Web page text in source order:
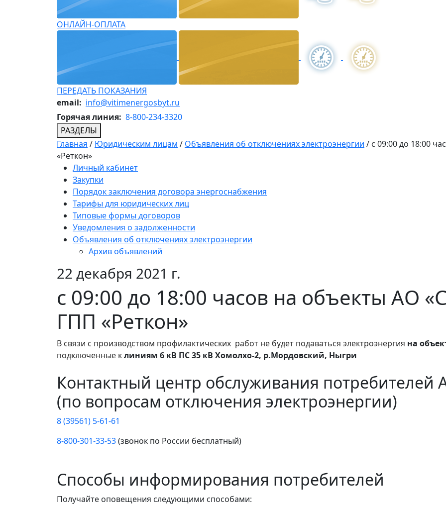
ОНЛАЙН-ОПЛАТА
ПЕРЕДАТЬ ПОКАЗАНИЯ
email: info@vitimenergosbyt.ru
Горячая линия: 8-800-234-3320
РАЗДЕЛЫ
Главная / Юридическим лицам / Объявления об отключениях электроэнергии / c 09:00 до 18:00
«Реткон»
Личный кабинет
Закупки
Порядок заключения договора энергоснабжения
Тарифы для юридических лиц
Типовые формы договоров
Уведомления о задолженности
Объявления об отключениях электроэнергии
Архив объявлений
22 декабря 2021 г.
c 09:00 до 18:00 часов на объекты АО
ГПП «Реткон»
В связи с производством профилактических работ не будет подаваться электроэнергия на
подключенные клиниям 6 кВ ПС 35 кВ Хомолхо-2, р.Мордовский, Ныгри
Контактный центр обслуживания потребителей
(по вопросам отключения электроэнергии)
8 (39561) 5-61-61
8-800-301-33-53(звонок по России бесплатный)
Способы информирования потребителей
Получайте оповещения следующими способами: